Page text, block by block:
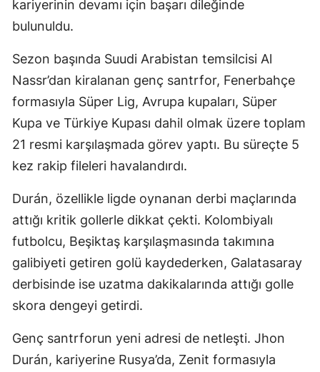
kariyerinin devamı için başarı dileğinde
bulunuldu.
Sezon başında Suudi Arabistan temsilcisi Al
Nassr’dan kiralanan genç santrfor, Fenerbahçe
formasıyla Süper Lig, Avrupa kupaları, Süper
Kupa ve Türkiye Kupası dahil olmak üzere toplam
21 resmi karşılaşmada görev yaptı. Bu süreçte 5
kez rakip fileleri havalandırdı.
Durán, özellikle ligde oynanan derbi maçlarında
attığı kritik gollerle dikkat çekti. Kolombiyalı
futbolcu, Beşiktaş karşılaşmasında takımına
galibiyeti getiren golü kaydederken, Galatasaray
derbisinde ise uzatma dakikalarında attığı golle
skora dengeyi getirdi.
Genç santrforun yeni adresi de netleşti. Jhon
Durán, kariyerine Rusya’da, Zenit formasıyla